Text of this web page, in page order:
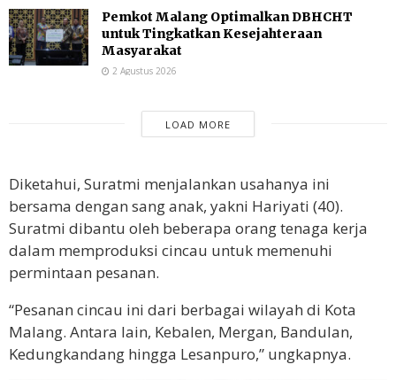
Pemkot Malang Optimalkan DBHCHT
untuk Tingkatkan Kesejahteraan
Masyarakat
2 Agustus 2026
LOAD MORE
Diketahui, Suratmi menjalankan usahanya ini
bersama dengan sang anak, yakni Hariyati (40).
Suratmi dibantu oleh beberapa orang tenaga kerja
dalam memproduksi cincau untuk memenuhi
permintaan pesanan.
“Pesanan cincau ini dari berbagai wilayah di Kota
Malang. Antara lain, Kebalen, Mergan, Bandulan,
Kedungkandang hingga Lesanpuro,” ungkapnya.